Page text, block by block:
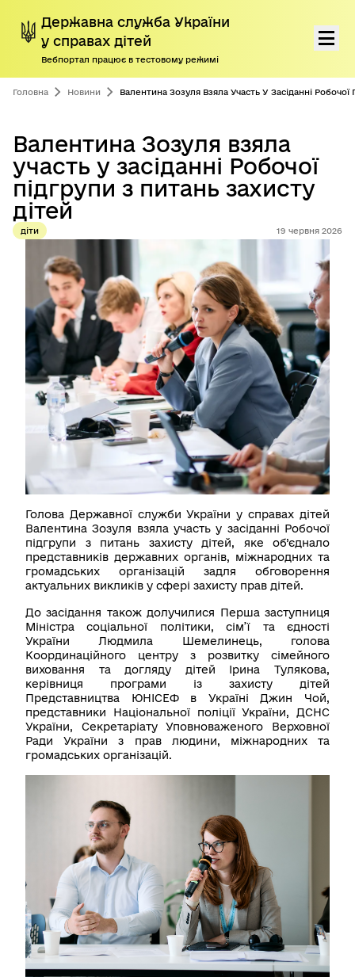
Перейти до основного контенту
Державна служба України
у справах дітей
Вебпортал працює в тестовому режимі
Про нас
Програми підтримки дітей і сімей
Громадянам
Пресцентр
Дорадчі органи
Антикорупційна діяльність
Контакти
Пошук
Українська
Налаштування доступності
Головна Новини Валентина Зозуля Взяла Участь У Засіданні Робочої
Валентина Зозуля взяла
участь у засіданні Робочої
підгрупи з питань захисту
дітей
діти 19 червня 2026
Голова Державної служби України у справах дітей
Валентина Зозуля взяла участь у засіданні Робочої
підгрупи з питань захисту дітей, яке об’єднало
представників державних органів, міжнародних та
громадських організацій задля обговорення
актуальних викликів у сфері захисту прав дітей.
До засідання також долучилися Перша заступниця
Міністра соціальної політики, сім’ї та єдності
України Людмила Шемелинець, голова
Координаційного центру з розвитку сімейного
виховання та догляду дітей Ірина Тулякова,
керівниця програми із захисту дітей
Представництва ЮНІСЕФ в Україні Джин Чой,
представники Національної поліції України, ДСНС
України, Секретаріату Уповноваженого Верховної
Ради України з прав людини, міжнародних та
громадських організацій.